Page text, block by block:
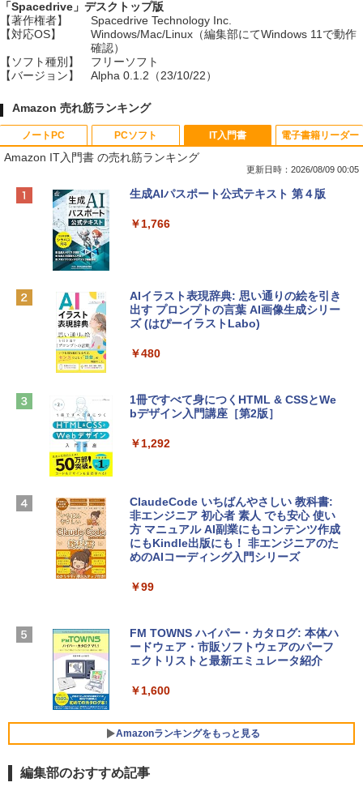
「Spacedrive」デスクトップ版
【著作権者】
Spacedrive Technology Inc.
【対応OS】
Windows/Mac/Linux（編集部にてWindows 11で動作
確認）
【ソフト種別】
フリーソフト
【バージョン】
Alpha 0.1.2（23/10/22）
Amazon 売れ筋ランキング
ノートPC
Apple 2026 MacBook Neo A18 Proチッ
e Intelligenceのために設計、Liquid Ret
￥137,800
tomtoc 360°保護 15.6 16インチ パソコ
￥2,952
スプレイ、16GBユニファイドメモリ、51
2GB SSDストレージ、12MPセンターフ
レームカメラ、日本語キーボード、Touc
h ID - ミッドナイト
ン 15-fd 15.6インチ 16GBメモリ 512GB
SSD インテル Core 5
ersonal/Copilotキー搭載/Win 11/15.6型/
Core i5/16GB/SSD 512GB/ホワイト) FM
PCソフト
Robloxギフトカード - 800 Robux 【限
インゲームコード】 ロブロックス | オン
Robloxギフトカード - 1000 Robux 【限
定バーチャルアイテムを含む】 【オンラ
ラインコード版
4(最新 永続版)|オンラインコード版|Wind
Robloxギフトカード - 2,000 Robux 【限
定バーチャルアイテムを含む】 【オンラ
インゲームコード】 ロブロックス | オン
Windows版 | Minecraft (マインクラフ
ト): Java & Bedrock Edition | オンライ
IT入門書
Amazon IT入門書 の売れ筋ランキング
更新日時：2026/08/09 00:05
生成AIパスポート公式テキスト 第４版
￥1,766
AIイラスト表現辞典: 思い通りの絵を引き
出す プロンプトの言葉 AI画像生成シリー
ズ (はぴーイラストLabo)
￥480
1冊ですべて身につくHTML & CSSとWe
bデザイン入門講座［第2版］
￥1,292
ClaudeCode いちばんやさしい 教科書:
非エンジニア 初心者 素人 でも安心 使い
方 マニュアル AI副業にもコンテンツ作成
にもKindle出版にも！ 非エンジニアのた
めのAIコーディング入門シリーズ
￥99
FM TOWNS ハイパー・カタログ: 本体ハ
ードウェア・市販ソフトウェアのパーフ
ェクトリストと最新エミュレータ紹介
￥1,600
Amazonランキングをもっと見る
電子書籍リーダー
編集部のおすすめ記事